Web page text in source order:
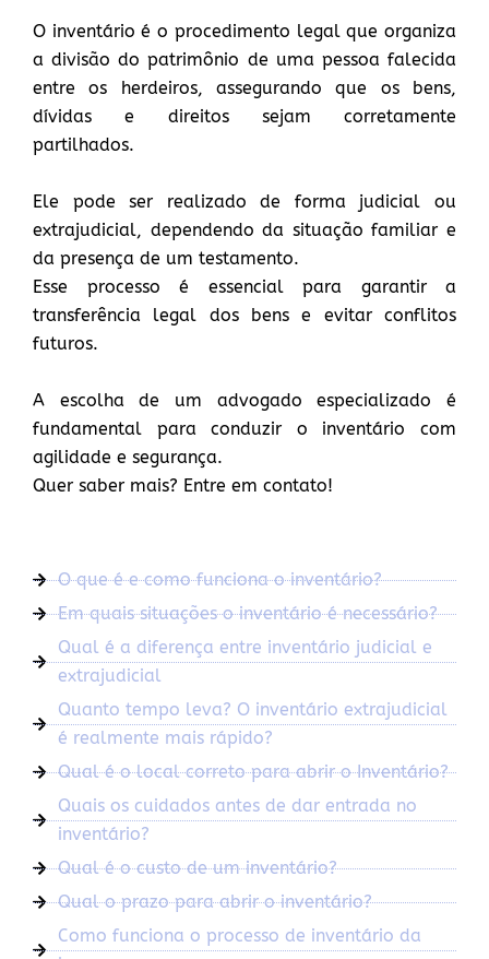
O inventário é o procedimento legal que organiza
a divisão do patrimônio de uma pessoa falecida
entre os herdeiros, assegurando que os bens,
dívidas e direitos sejam corretamente
partilhados.
Ele pode ser realizado de forma judicial ou
extrajudicial, dependendo da situação familiar e
da presença de um testamento.
Esse processo é essencial para garantir a
transferência legal dos bens e evitar conflitos
futuros.
A escolha de um advogado especializado é
fundamental para conduzir o inventário com
agilidade e segurança.
Quer saber mais? Entre em contato!
O que é e como funciona o inventário?
Em quais situações o inventário é necessário?
Qual é a diferença entre inventário judicial e
extrajudicial
Quanto tempo leva? O inventário extrajudicial
é realmente mais rápido?
Qual é o local correto para abrir o Inventário?
Quais os cuidados antes de dar entrada no
inventário?
Qual é o custo de um inventário?
Qual o prazo para abrir o inventário?
Como funciona o processo de inventário da